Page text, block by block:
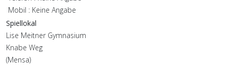
Mobil : Keine Angabe
Spiellokal
Lise Meitner Gymnasium
Knabe Weg
(Mensa)